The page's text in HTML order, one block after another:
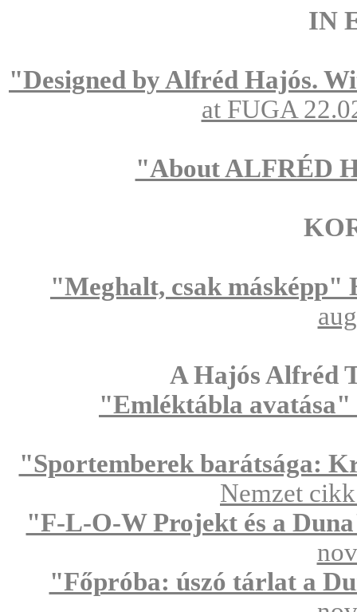
IN
"Designed by Alfréd Hajós.
at FUGA
"About ALFRÉD
"Meghalt, csak másképp"
A Hajós Alfréd
"Emléktábla avatása"
"Sportemberek barátsága:
Nemzet
"F-L-O-W Projekt és a
"Főpróba: úszó tárlat a